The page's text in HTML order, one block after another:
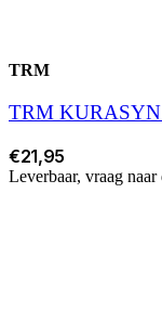
TRM
TRM
€21,95
Leverbaar, vraag